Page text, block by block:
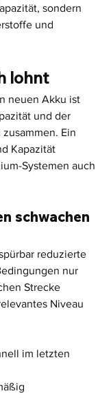
sondern
und
lohnt
neuen Akku ist
und der
Ein
Kapazität
Systemen auch
schwachen
reduzierte
nur
Strecke
Niveau
im letzten